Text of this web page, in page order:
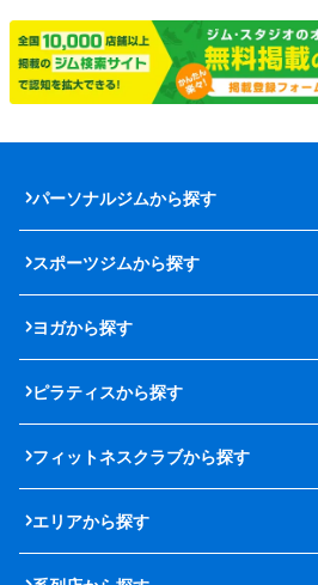
パーソナルジムから探す
スポーツジムから探す
ヨガから探す
ピラティスから探す
フィットネスクラブから探す
エリアから探す